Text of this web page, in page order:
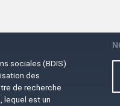
sociales (BDIS)
des
de recherche
lequel est un